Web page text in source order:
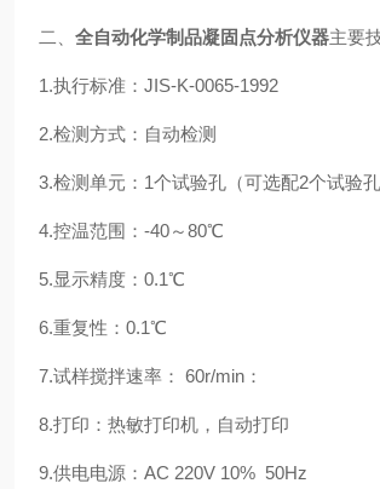
二、 全自动化学制品凝固点分析仪器主要
1.执行标准：JIS-K-0065-1992
2.检测方式：自动检测
3.检测单元：1个试验孔（可选配2个试验孔
4.控温范围：-40～80℃
5.显示精度：0.1℃
6.重复性：0.1℃
7.试样搅拌速率： 60r/min：
8.打印：热敏打印机，自动打印
9.供电电源：AC 220V 10% 50Hz